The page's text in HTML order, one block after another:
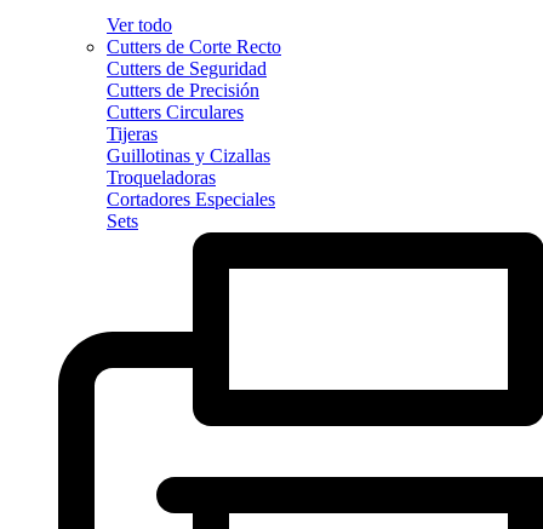
Ver todo
Cutters de Corte Recto
Cutters de Seguridad
Cutters de Precisión
Cutters Circulares
Tijeras
Guillotinas y Cizallas
Troqueladoras
Cortadores Especiales
Sets